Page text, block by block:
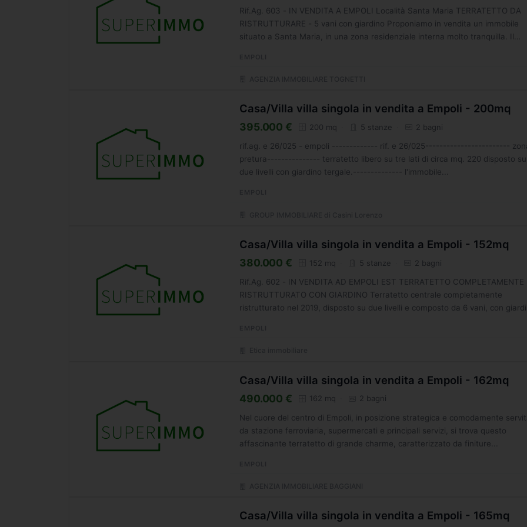
Rif.Ag. 603 - IN VENDITA A EMPOLI Località Santa Maria TERRATETTO DA
RISTRUTTURARE - 5 vani con giardino Proponiamo in vendita un immobile
situato a Santa Maria, in una zona residenziale interna molto tranquilla. Il
Casa/Villa villa singola in vendita a Empoli - 200mq
395.000 € 200 mq 5 stanze 2 bagni
rif.ag. e 26/025 - empoli ------------- rif. e 26/025------------------------
pretura--------------- terratetto libero su tre lati di circa mq. 220 disposto su
due livelli con giardino tergale.-------------- l'immobile...
Casa/Villa villa singola in vendita a Empoli - 152mq
380.000 € 152 mq 5 stanze 2 bagni
Rif.Ag. 602 - IN VENDITA AD EMPOLI EST TERRATETTO COMPLETAMENTE
RISTRUTTURATO CON GIARDINO Terratetto centrale completamente
ristrutturato nel 2019, disposto su due livelli e composto da 6 vani, con
Casa/Villa villa singola in vendita a Empoli - 162mq
490.000 € 162 mq 2 bagni
Nel cuore del centro di Empoli, in posizione strategica e comodamente
da stazione ferroviaria, supermercati e principali servizi, si trova questo
affascinante terratetto di grande charme, caratterizzato da finiture...
Casa/Villa villa singola in vendita a Empoli - 165mq